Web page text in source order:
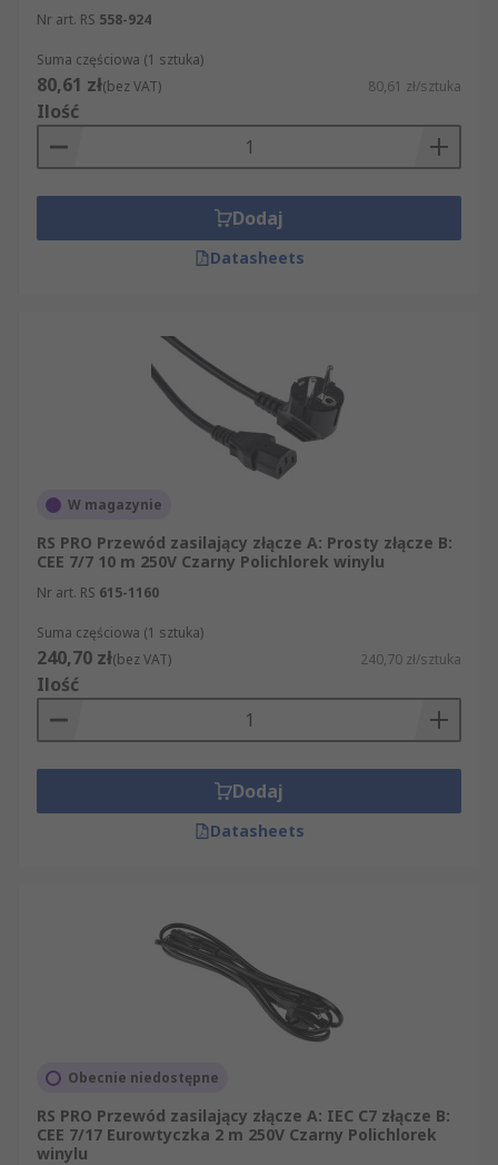
Nr art. RS 558-924
Suma częściowa (1 sztuka)
80,61 zł(bez VAT) 80,61 zł/sztuka
Ilość
Dodaj
Datasheets
W magazynie
RS PRO Przewód zasilający złącze A: Prosty złącze B:
CEE 7/7 10 m 250V Czarny Polichlorek winylu
Nr art. RS 615-1160
Suma częściowa (1 sztuka)
240,70 zł(bez VAT) 240,70 zł/sztuka
Ilość
Dodaj
Datasheets
Obecnie niedostępne
RS PRO Przewód zasilający złącze A: IEC C7 złącze B:
CEE 7/17 Eurowtyczka 2 m 250V Czarny Polichlorek
winylu